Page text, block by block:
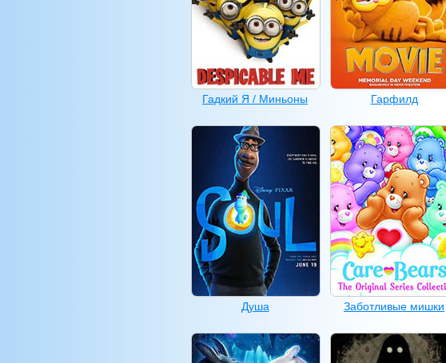
Гадкий Я / Миньоны Гарфилд
Душа Заботливые мишки